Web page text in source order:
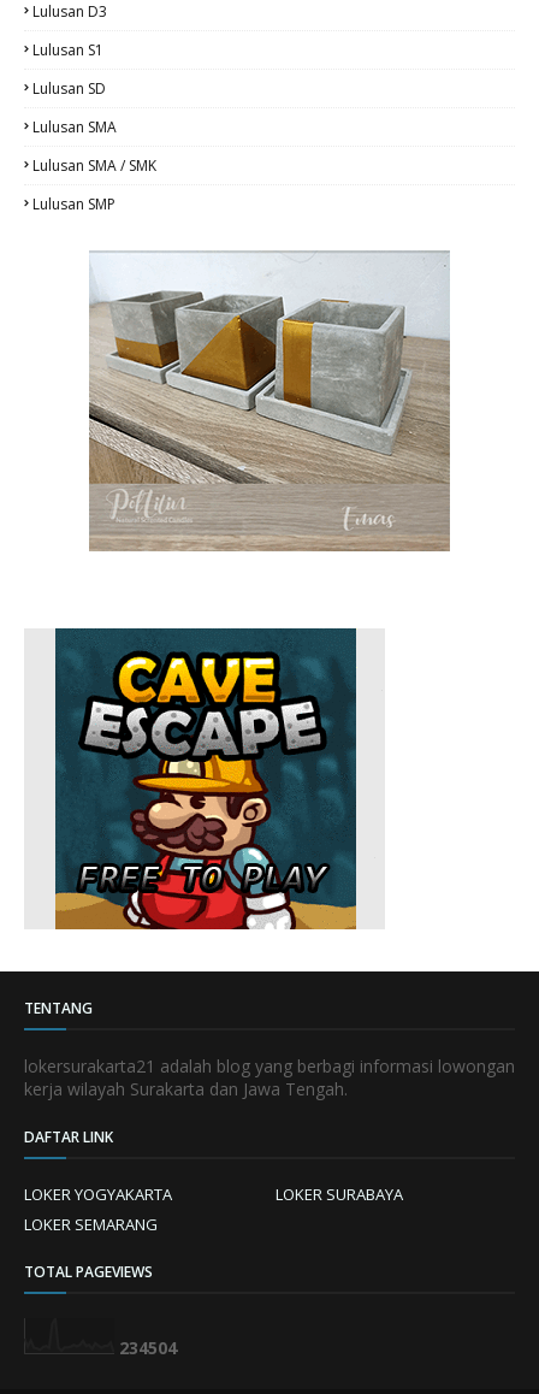
Lulusan D3
Lulusan S1
Lulusan SD
Lulusan SMA
Lulusan SMA / SMK
Lulusan SMP
TENTANG
lokersurakarta21 adalah blog yang berbagi informasi lowongan
kerja wilayah Surakarta dan Jawa Tengah.
DAFTAR LINK
LOKER YOGYAKARTA
LOKER SURABAYA
LOKER SEMARANG
TOTAL PAGEVIEWS
234504